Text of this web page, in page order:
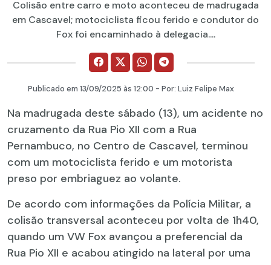
Colisão entre carro e moto aconteceu de madrugada
em Cascavel; motociclista ficou ferido e condutor do
Fox foi encaminhado à delegacia....
Publicado em 13/09/2025 às 12:00 - Por: Luiz Felipe Max
Na madrugada deste sábado (13), um acidente no
cruzamento da Rua Pio XII com a Rua
Pernambuco, no Centro de Cascavel, terminou
com um motociclista ferido e um motorista
preso por embriaguez ao volante.
De acordo com informações da Polícia Militar, a
colisão transversal aconteceu por volta de 1h40,
quando um VW Fox avançou a preferencial da
Rua Pio XII e acabou atingido na lateral por uma